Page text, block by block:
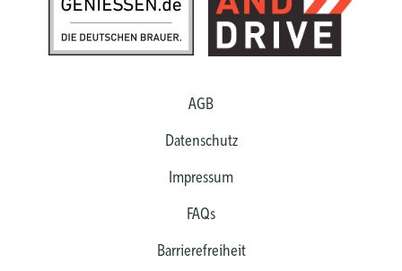
AGB
Datenschutz
Impressum
FAQs
Barrierefreiheit